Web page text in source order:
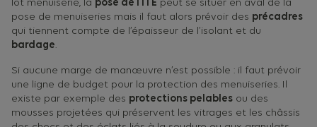
lot menuiserie, la pose de l’ITE peut se situer en aval de la
pose de menuiseries mais il faut alors prévoir des précadres
qui tiennent compte de l’épaisseur de l’isolant et du
bardage.
Si aucune marge de manœuvre n’est possible : il faut prévoir
une ligne de budget pour la protection des menuiseries. Il
existe par exemple des protections pelables ou des
mousses projetées qui préservent les vitrages et les châssis